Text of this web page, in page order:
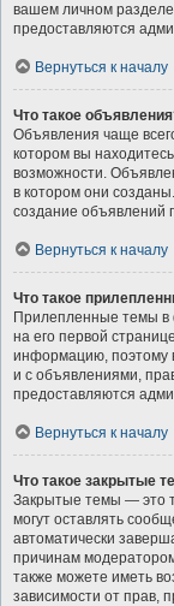
вашем личном
предоставляются
Вернуться к началу
Что такое
Объявления чаще
котором вы
возможности.
в котором они
создание объявлений
Вернуться к началу
Что такое
Прилепленные темы в
на его первой
информацию, поэтому
и с объявлениями,
предоставляются
Вернуться к началу
Что такое закрытые
Закрытые темы — это
могут оставлять
автоматически
причинам
также можете иметь
зависимости от прав,